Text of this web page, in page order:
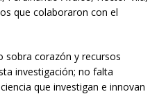
que colaboraron con el
sobra corazón y recursos
investigación; no falta
que investigan e innovan